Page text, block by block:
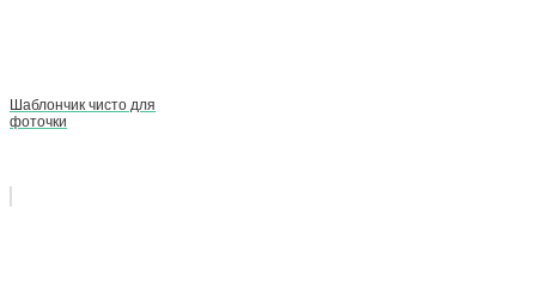
Шаблончик чисто для
фоточки